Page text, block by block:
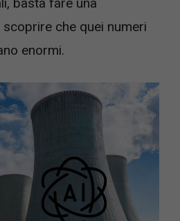
basta fare una
che quei numeri
enormi.